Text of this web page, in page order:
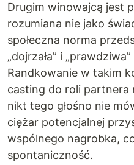
Drugim winowajcą jest
rozumiana nie jako
społeczna norma
„dojrzała” i
Randkowanie w takim
casting do roli partnera
nikt tego głośno nie
ciężar potencjalnej
wspólnego nagrobka,
spontaniczność.